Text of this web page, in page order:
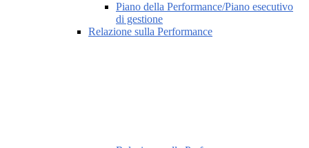
Piano della Performance/Piano esecutivo
di gestione
Relazione sulla Performance